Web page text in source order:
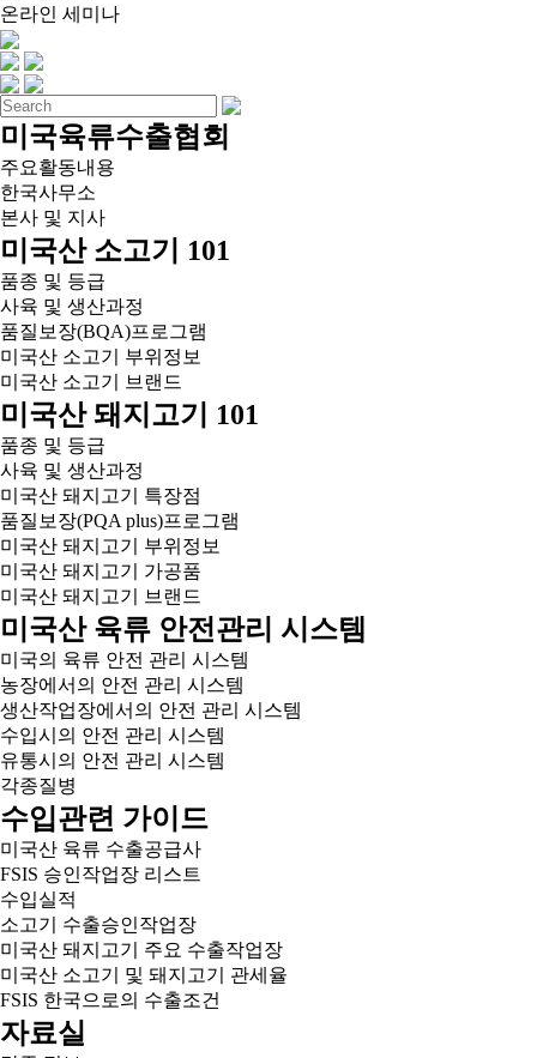
온라인 세미나
미국육류수출협회
주요활동내용
한국사무소
본사 및 지사
미국산 소고기 101
품종 및 등급
사육 및 생산과정
품질보장(BQA)프로그램
미국산 소고기 부위정보
미국산 소고기 브랜드
미국산 돼지고기 101
품종 및 등급
사육 및 생산과정
미국산 돼지고기 특장점
품질보장(PQA plus)프로그램
미국산 돼지고기 부위정보
미국산 돼지고기 가공품
미국산 돼지고기 브랜드
미국산 육류 안전관리 시스템
미국의 육류 안전 관리 시스템
농장에서의 안전 관리 시스템
생산작업장에서의 안전 관리 시스템
수입시의 안전 관리 시스템
유통시의 안전 관리 시스템
각종질병
수입관련 가이드
미국산 육류 수출공급사
FSIS 승인작업장 리스트
수입실적
소고기 수출승인작업장
미국산 돼지고기 주요 수출작업장
미국산 소고기 및 돼지고기 관세율
FSIS 한국으로의 수출조건
자료실